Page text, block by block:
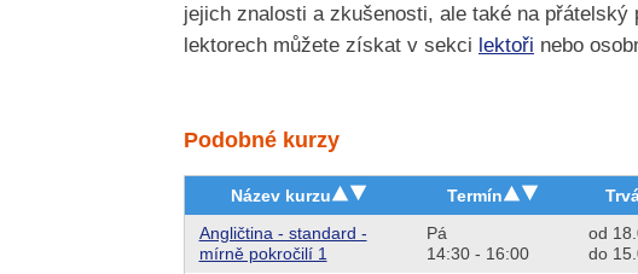
jejich znalosti a zkušenosti, ale také na
lektorech můžete získat v sekci lektoři nebo
Podobné kurzy
Název kurzu Termín
Angličtina - standard -
mírně pokročilí 1
Pá
14:30 - 16:00
od
do